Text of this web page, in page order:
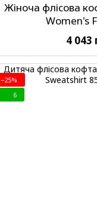
Жіноча флісова
Women's
4 043
−25%
6